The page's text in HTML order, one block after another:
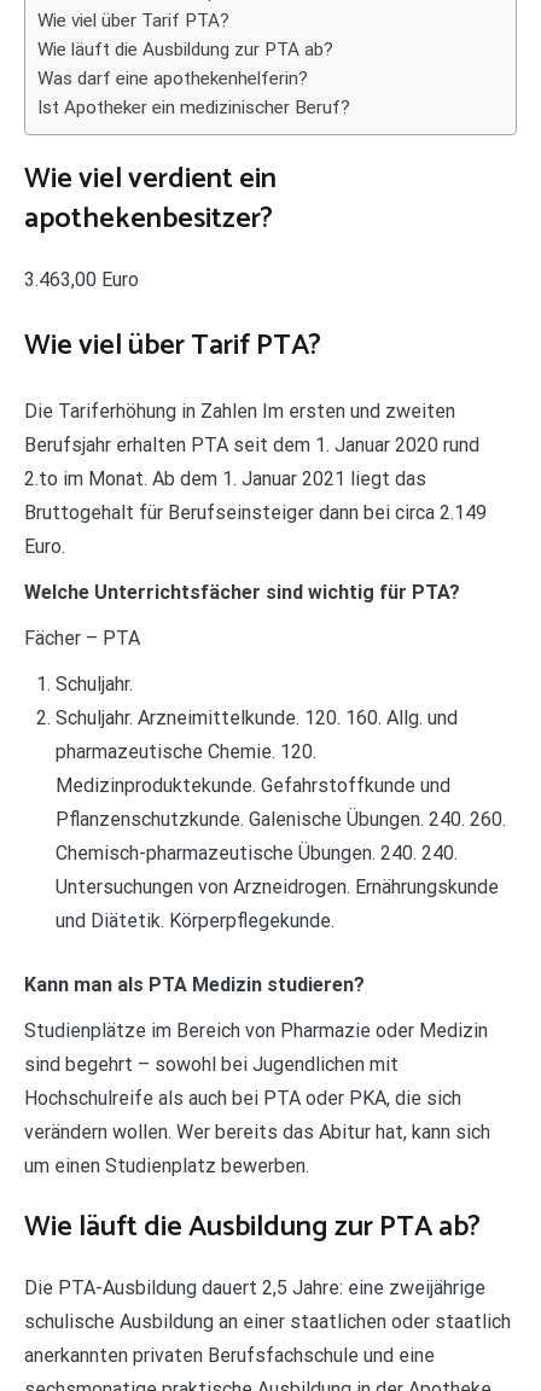
Wie viel über Tarif PTA?
Wie läuft die Ausbildung zur PTA ab?
Was darf eine apothekenhelferin?
Ist Apotheker ein medizinischer Beruf?
Wie viel verdient ein
apothekenbesitzer?
3.463,00 Euro
Wie viel über Tarif PTA?
Die Tariferhöhung in Zahlen Im ersten und zweiten
Berufsjahr erhalten PTA seit dem 1. Januar 2020 rund
2.to im Monat. Ab dem 1. Januar 2021 liegt das
Bruttogehalt für Berufseinsteiger dann bei circa 2.149
Euro.
Welche Unterrichtsfächer sind wichtig für PTA?
Fächer – PTA
Schuljahr.
Schuljahr. Arzneimittelkunde. 120. 160. Allg. und
pharmazeutische Chemie. 120.
Medizinproduktekunde. Gefahrstoffkunde und
Pflanzenschutzkunde. Galenische Übungen. 240. 260.
Chemisch-pharmazeutische Übungen. 240. 240.
Untersuchungen von Arzneidrogen. Ernährungskunde
und Diätetik. Körperpflegekunde.
Kann man als PTA Medizin studieren?
Studienplätze im Bereich von Pharmazie oder Medizin
sind begehrt – sowohl bei Jugendlichen mit
Hochschulreife als auch bei PTA oder PKA, die sich
verändern wollen. Wer bereits das Abitur hat, kann sich
um einen Studienplatz bewerben.
Wie läuft die Ausbildung zur PTA ab?
Die PTA-Ausbildung dauert 2,5 Jahre: eine zweijährige
schulische Ausbildung an einer staatlichen oder staatlich
anerkannten privaten Berufsfachschule und eine